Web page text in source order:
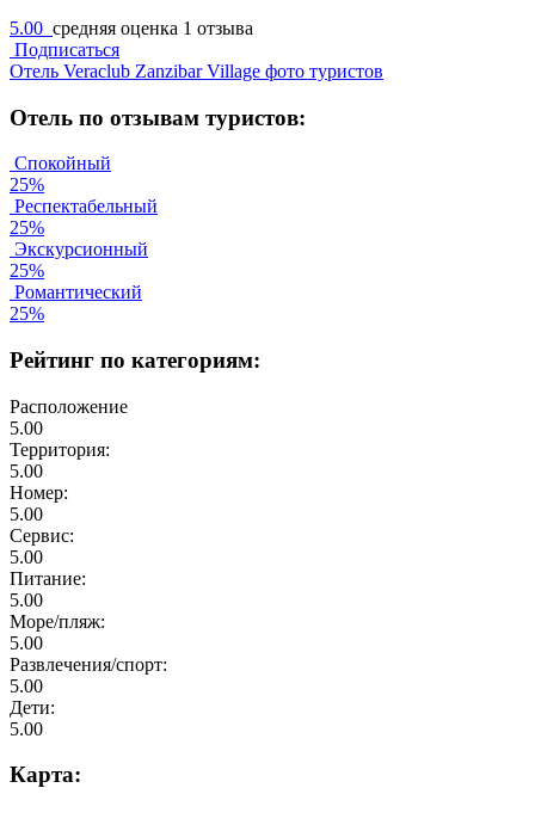
5.00 средняя оценка 1 отзыва
Подписаться
Отель Veraclub Zanzibar Village фото туристов
Отель по отзывам туристов:
Спокойный
25%
Респектабельный
25%
Экскурсионный
25%
Романтический
25%
Рейтинг по категориям:
Расположение
5.00
Территория:
5.00
Номер:
5.00
Сервис:
5.00
Питание:
5.00
Море/пляж:
5.00
Развлечения/спорт:
5.00
Дети:
5.00
Карта: